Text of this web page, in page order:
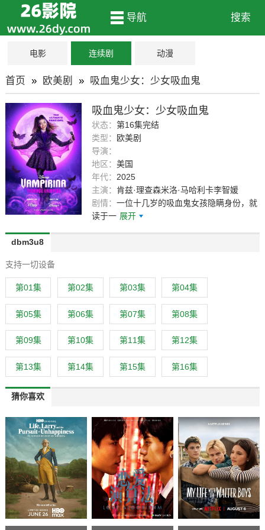
导航 搜索
电影 连续剧 动漫
首页 » 欧美剧 » 吸血鬼少女：少女吸血鬼
吸血鬼少女：少女吸血鬼
状态：第16集完结
类型：
欧美剧
导演：
地区：美国
年代： 2025
主演： 肯兹·理查森米洛·马哈利卡李智媛
剧情：一位十几岁的吸血鬼女孩隐瞒身份，就
读于一 展开
dbm3u8
支持一切设备
第01集 第02集 第03集 第04集
第05集 第06集 第07集 第08集
第09集 第10集 第11集 第12集
第13集 第14集 第15集 第16集
猜你喜欢